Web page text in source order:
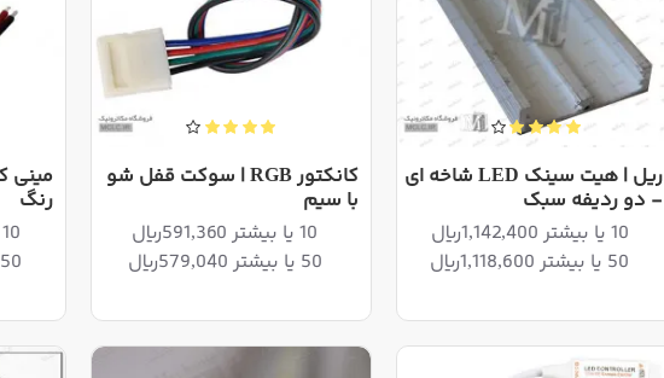
ریل | هیت سینک LED شاخه ای
- دو ردیفه سبک
10 یا بیشتر 1,142,400ریال
50 یا بیشتر 1,118,600ریال
کانکتور RGB | سوکت قفل شو
با سیم
10 یا بیشتر 591,360ریال
50 یا بیشتر 579,040ریال
رنگ
10 یا بیشتر 1,305,600ریال
50 یا بیشتر 1,278,400ریال